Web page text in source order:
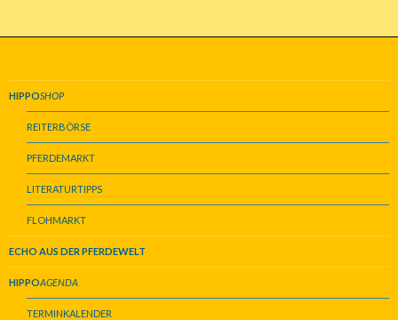
HIPPOSHOP
REITERBÖRSE
PFERDEMARKT
LITERATURTIPPS
FLOHMARKT
ECHO AUS DER PFERDEWELT
HIPPOAGENDA
TERMINKALENDER